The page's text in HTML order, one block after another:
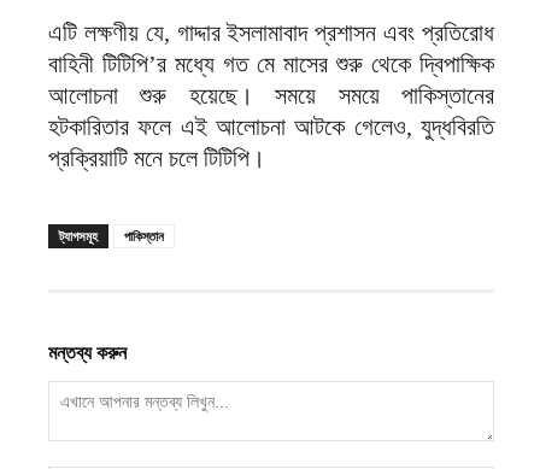
এটি লক্ষণীয় যে, গাদ্দার ইসলামাবাদ প্রশাসন এবং প্রতিরোধ
বাহিনী টিটিপি’র মধ্যে গত মে মাসের শুরু থেকে দ্বিপাক্ষিক
আলোচনা শুরু হয়েছে। সময়ে সময়ে পাকিস্তানের
হটকারিতার ফলে এই আলোচনা আটকে গেলেও, যুদ্ধবিরতি
প্রক্রিয়াটি মনে চলে টিটিপি।
ট্যাগসমূহ পাকিস্তান
মন্তব্য করুন